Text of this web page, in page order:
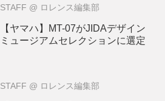
STAFF @ ロレンス編集部
【ヤマハ】MT-07がJIDAデザイン
ミュージアムセレクションに選定
STAFF @ ロレンス編集部